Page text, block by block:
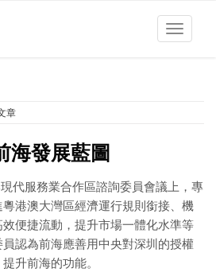
Toggle
章
海發展藍圖
代服務業合作區諮詢委員會議上，專
港澳大灣區經濟運行規則銜接、機
便捷流動，提升市場一體化水準等
認為前海應善用中央對深圳的授權
升前海的功能。